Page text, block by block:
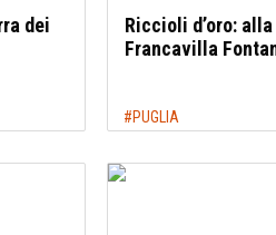
dei
Riccioli d’oro:
Francavilla
#PUGLIA